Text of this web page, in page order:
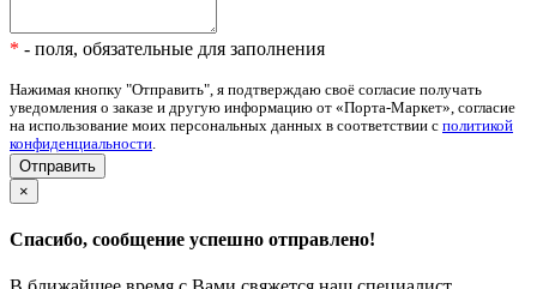
* - поля, обязательные для заполнения
Нажимая кнопку "Отправить", я подтверждаю своё согласие получать
уведомления о заказе и другую информацию от «Порта-Маркет», согласие
на использование моих персональных данных в соответствии с политикой
конфиденциальности
×
Спасибо, сообщение успешно отправлено!